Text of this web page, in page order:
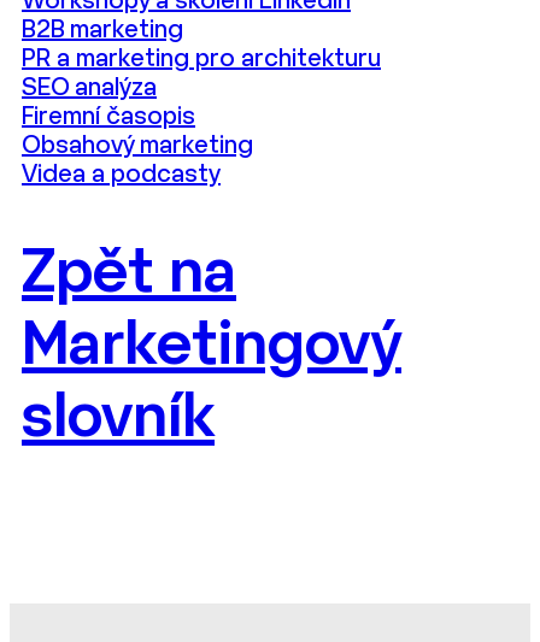
B2B marketing
PR a marketing pro architekturu
SEO analýza
Firemní časopis
Obsahový marketing
Videa a podcasty
Zpět na
Marketingový
slovník